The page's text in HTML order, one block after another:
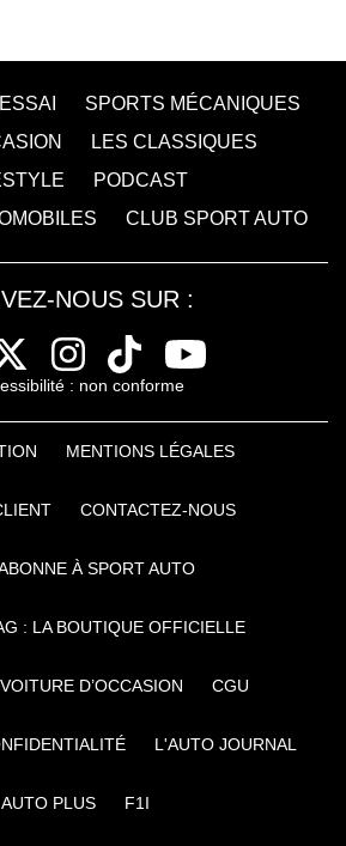
ESSAI
SPORTS MÉCANIQUES
LES CLASSIQUES
PODCAST
CLUB SPORT AUTO
NOUS SUR :
: non conforme
MENTIONS LÉGALES
CONTACTEZ-NOUS
À SPORT AUTO
: LA BOUTIQUE OFFICIELLE
D’OCCASION CGU
L'AUTO JOURNAL
AUTO PLUS F1I